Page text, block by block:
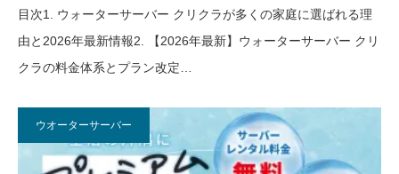
目次1. ウォーターサーバー クリクラが多くの家庭に選ばれる理
由と2026年最新情報2. 【2026年最新】ウォーターサーバー クリ
クラの料金体系とプラン改定…
ウオーターサーバー